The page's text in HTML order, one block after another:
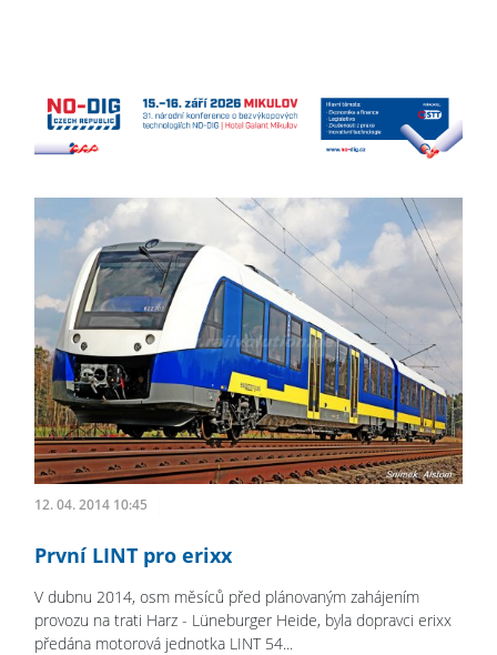
12. 04. 2014 10:45
První LINT pro erixx
V dubnu 2014, osm měsíců před plánovaným zahájením
provozu na trati Harz - Lüneburger Heide, byla dopravci erixx
předána motorová jednotka LINT 54...